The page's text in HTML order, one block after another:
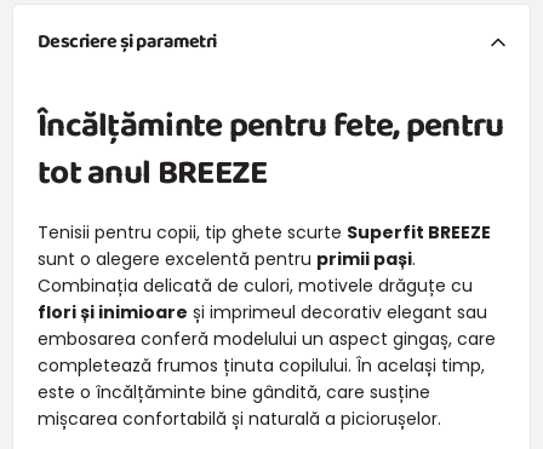
Descriere și parametri
Încălțăminte pentru fete, pentru
tot anul BREEZE
Tenisii pentru copii, tip ghete scurte Superfit BREEZE
sunt o alegere excelentă pentru primii pași.
Combinația delicată de culori, motivele drăguțe cu
flori și inimioare și imprimeul decorativ elegant sau
embosarea conferă modelului un aspect gingaș, care
completează frumos ținuta copilului. În același timp,
este o încălțăminte bine gândită, care susține
mișcarea confortabilă și naturală a piciorușelor.